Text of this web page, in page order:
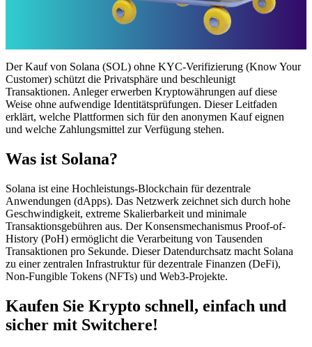
Der Kauf von Solana (SOL) ohne KYC-Verifizierung (Know Your
Customer) schützt die Privatsphäre und beschleunigt
Transaktionen. Anleger erwerben Kryptowährungen auf diese
Weise ohne aufwendige Identitätsprüfungen. Dieser Leitfaden
erklärt, welche Plattformen sich für den anonymen Kauf eignen
und welche Zahlungsmittel zur Verfügung stehen.
Was ist Solana?
Solana ist eine Hochleistungs-Blockchain für dezentrale
Anwendungen (dApps). Das Netzwerk zeichnet sich durch hohe
Geschwindigkeit, extreme Skalierbarkeit und minimale
Transaktionsgebühren aus. Der Konsensmechanismus Proof-of-
History (PoH) ermöglicht die Verarbeitung von Tausenden
Transaktionen pro Sekunde. Dieser Datendurchsatz macht Solana
zu einer zentralen Infrastruktur für dezentrale Finanzen (DeFi),
Non-Fungible Tokens (NFTs) und Web3-Projekte.
Kaufen Sie Krypto schnell, einfach und
sicher mit Switchere!